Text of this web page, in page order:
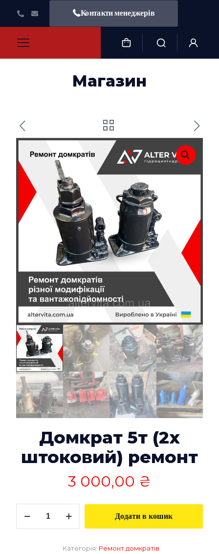
Контакти менеджерів
Магазин
Домкрат 5т (2х
штоковий) ремонт
3 000,00 ₴
Додати в кошик
Категорія: Ремонт домкратів